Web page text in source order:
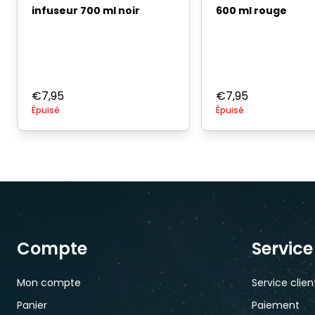
infuseur 700 ml noir
€7,95
Épuisé
600 ml rouge
€7,95
Épuisé
Compte
Mon compte
Panier
Service
Service
Paiement